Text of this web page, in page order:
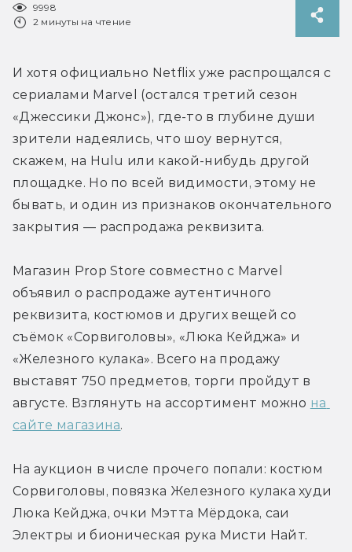
9998
2 минуты на чтение
И хотя официально Netflix уже распрощался с
сериалами Marvel (остался третий сезон
«Джессики Джонс»), где-то в глубине души
зрители надеялись, что шоу вернутся,
скажем, на Hulu или какой-нибудь другой
площадке. Но по всей видимости, этому не
бывать, и один из признаков окончательного
закрытия — распродажа реквизита.
Магазин Prop Store совместно с Marvel
объявил о распродаже аутентичного
реквизита, костюмов и других вещей со
съёмок «Сорвиголовы», «Люка Кейджа» и
«Железного кулака». Всего на продажу
выставят 750 предметов, торги пройдут в
августе. Взглянуть на ассортимент можно на
сайте магазина.
На аукцион в числе прочего попали: костюм
Сорвиголовы, повязка Железного кулака худи
Люка Кейджа, очки Мэтта Мёрдока, саи
Электры и бионическая рука Мисти Найт.